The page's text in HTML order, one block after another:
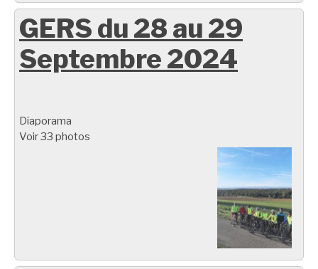
GERS du 28 au 29
Septembre 2024
Diaporama
Voir 33 photos